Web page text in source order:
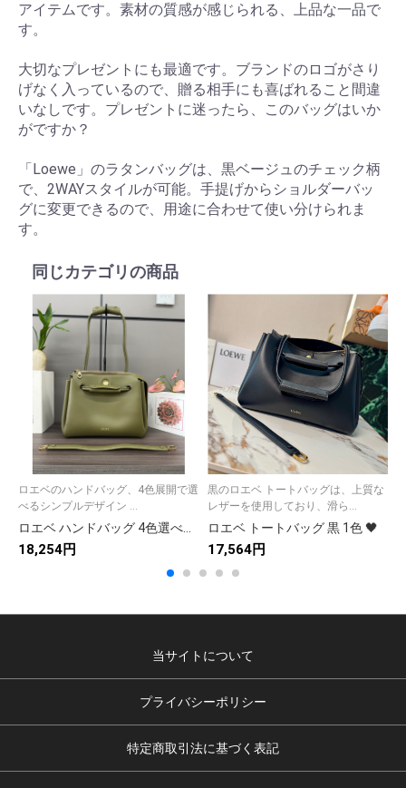
アイテムです。素材の質感が感じられる、上品な一品で
す。
大切なプレゼントにも最適です。ブランドのロゴがさり
げなく入っているので、贈る相手にも喜ばれること間違
いなしです。プレゼントに迷ったら、このバッグはいか
がですか？
「Loewe」のラタンバッグは、黒ベージュのチェック柄
で、2WAYスタイルが可能。手提げからショルダーバッ
グに変更できるので、用途に合わせて使い分けられま
す。
同じカテゴリの商品
ロエベのハンドバッグ、4色展開で選
べるシンプルデザイン ...
18,254円
黒のロエベ トートバッグは、上質な
レザーを使用しており、滑ら...
ロエベ トートバッグ 黒 1色 🖤
17,564円
当サイトについて
プライバシーポリシー
特定商取引法に基づく表記